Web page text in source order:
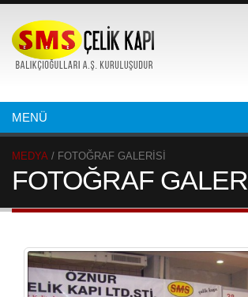
MENÜ
MEDYA / FOTOĞRAF GALERİSİ
FOTOĞRAF